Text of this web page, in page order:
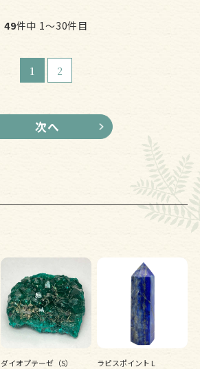
49件中 1〜30件目
1 2
ダイオプテーゼ（S）
ラピスポイント L